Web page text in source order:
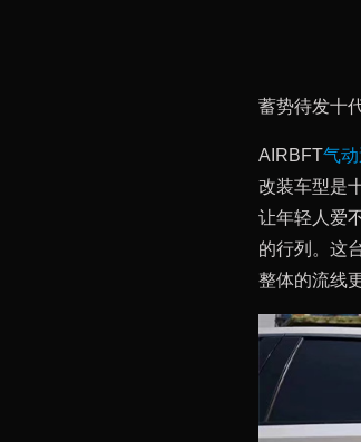
蓄势待发十
AIRBFT气
改装车型是
让年轻人爱
的行列。这
整体的流线